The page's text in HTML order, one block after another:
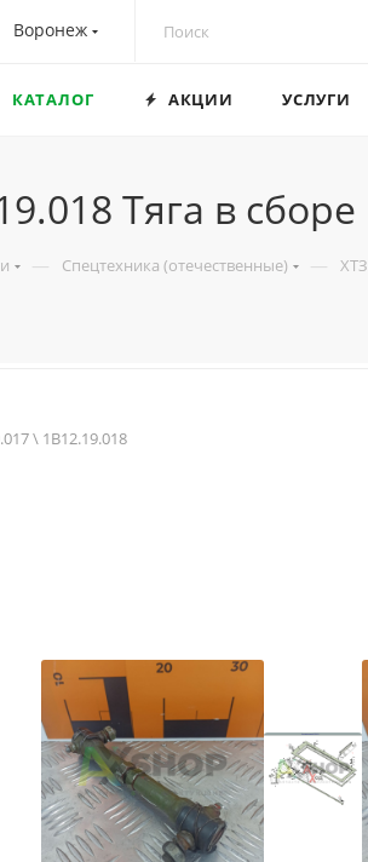
Воронеж
КАТАЛОГ АКЦИИ УСЛУГИ
Тяга в сборе
— Спецтехника (отечественные) — ХТЗ
\ 1В12.19.018